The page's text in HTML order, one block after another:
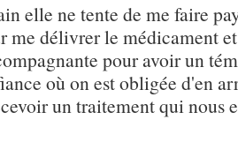
elle ne tente de me faire
me délivrer le médicament
pour avoir un
où on est obligée d'en
un traitement qui nous